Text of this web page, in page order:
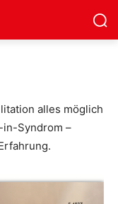
alles möglich
in-Syndrom –